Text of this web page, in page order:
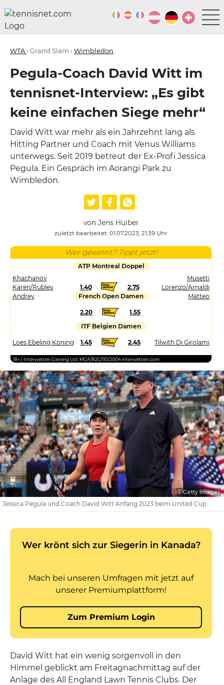
WTA› Grand Slam › Wimbledon
Pegula-Coach David Witt im
tennisnet-Interview: „Es gibt
keine einfachen Siege mehr“
David Witt war mehr als ein Jahrzehnt lang als
Hitting Partner und Coach mit Venus Williams
unterwegs. Seit 2019 betreut der Ex-Profi Jessica
Pegula. Ein Gespräch im Aorangi Park zu
Wimbledon.
von Jens Huiber
zuletzt bearbeitet: 01.07.2023, 21:39 Uhr
Wer gewinnt? Tippt jetzt!
ATP Montreal Doppel
Khachanov
Karen/Rublev
Andrey
1.40 2.75
Musetti
Lorenzo/Arnaldi
Matteo
French Open Damen
2.20
1.55
ITF Belgien Damen
Loes Ebeling Koning 1.45 2.45 Tilwith Di Girolami
18+ | Interwetten Gaming Ltd. MGA/B2C/110/2004 interwetten.com
© Getty Images
Jessica Pegula und Coach David Witt Anfang 2023 beim United Cup
David Witt hat ein wenig sorgenvoll in den
Himmel geblickt am Freitagnachmittag auf der
Anlage des All England Lawn Tennis Clubs. Der